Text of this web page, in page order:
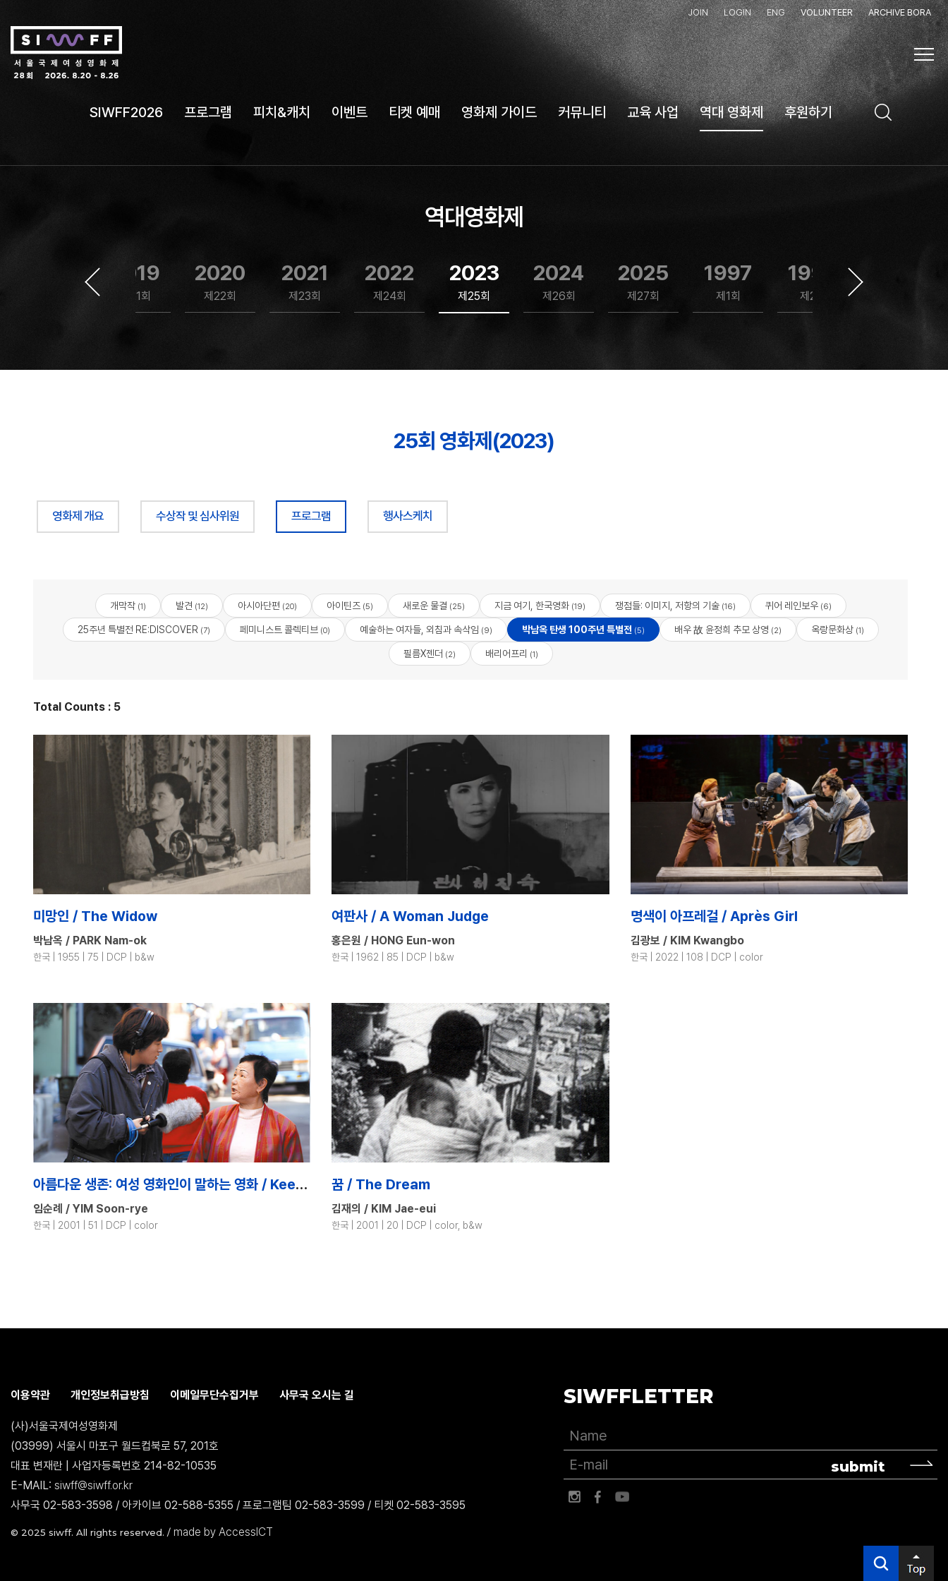
JOIN LOGIN ENG VOLUNTEER ARCHIVE BORA
SIWFF2026 프로그램 피치&캐치 이벤트 티켓 예매 영화제 가이드 커뮤니티 교육 사업 역대 영화제 후원하기
역대영화제
2019
제21회
2020
제22회
2021
제23회
2022
제24회
2023
제25회
2024
제26회
2025
제27회
1997
제1회
1999
제2회
25회 영화제(2023)
영화제 개요 수상작 및 심사위원 프로그램 행사스케치
개막작(1) 발견 (12) 아시아단편 (20) 아이틴즈(5) 새로운 물결 (25) 지금 여기, 한국영화(19) 쟁점들: 이미지, 저항의 기술(16) 퀴어 레인보우(6)
25주년 특별전 RE:DISCOVER(7) 페미니스트 콜렉티브(0) 예술하는 여자들, 외침과 속삭임 (9) 박남옥 탄생 100주년 특별전(5) 배우 故 윤정희 추모 상영 (2) 옥랑문화상(1)
필름X젠더 (2) 배리어프리 (1)
Total Counts : 5
미망인 / The Widow
박남옥 / PARK Nam-ok
한국 | 1955 | 75 | DCP | b&w
여판사 / A Woman Judge
홍은원 / HONG Eun-won
한국 | 1962 | 85 | DCP | b&w
명색이 아프레걸 / Après Girl
김광보 / KIM Kwangbo
한국 | 2022 | 108 | DCP | color
아름다운 생존: 여성 영화인이 말하는 영화 / Keeping The Vision Alive
임순례 / YIM Soon-rye
한국 | 2001 | 51 | DCP | color
꿈 / The Dream
김재의 / KIM Jae-eui
한국 | 2001 | 20 | DCP | color, b&w
이용약관 개인정보취급방침 이메일무단수집거부 사무국 오시는 길
(사)서울국제여성영화제
(03999) 서울시 마포구 월드컵북로 57, 201호
대표 변재란 | 사업자등록번호 214-82-10535
E-MAIL: siwff@siwff.or.kr
사무국 02-583-3598 / 아카이브 02-588-5355 / 프로그램팀 02-583-3599 / 티켓 02-583-3595
© 2025 siwff. All rights reserved. / made by AccessICT
SIWFFLETTER
submit